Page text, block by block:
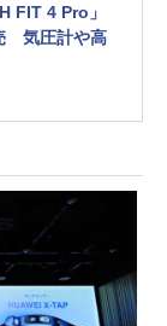
FIT 4 Pro」
気圧計や高